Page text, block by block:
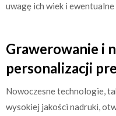
uwagę ich wiek i
Grawerowanie i
personalizacji
Nowoczesne technologie,
wysokiej jakości nadruki,